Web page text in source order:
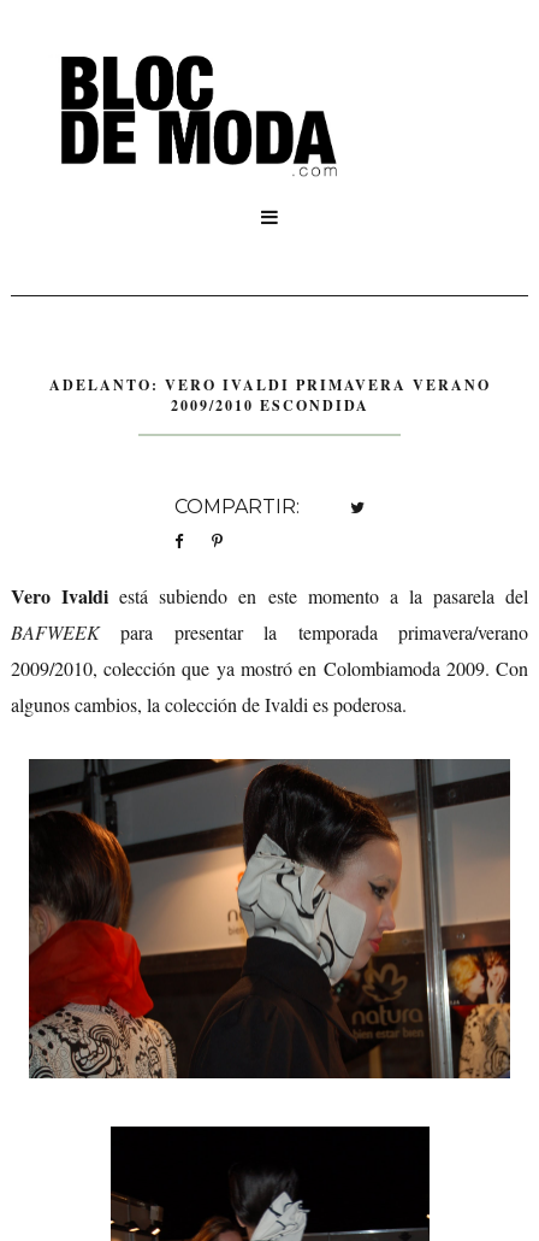

ADELANTO: VERO IVALDI PRIMAVERA VERANO
2009/2010 ESCONDIDA
COMPARTIR:
Vero Ivaldi está subiendo en este momento a la pasarela del
BAFWEEKpara presentar la temporada primavera/verano
2009/2010, colección que ya mostró en Colombiamoda 2009. Con
algunos cambios, la colección de Ivaldi es poderosa.